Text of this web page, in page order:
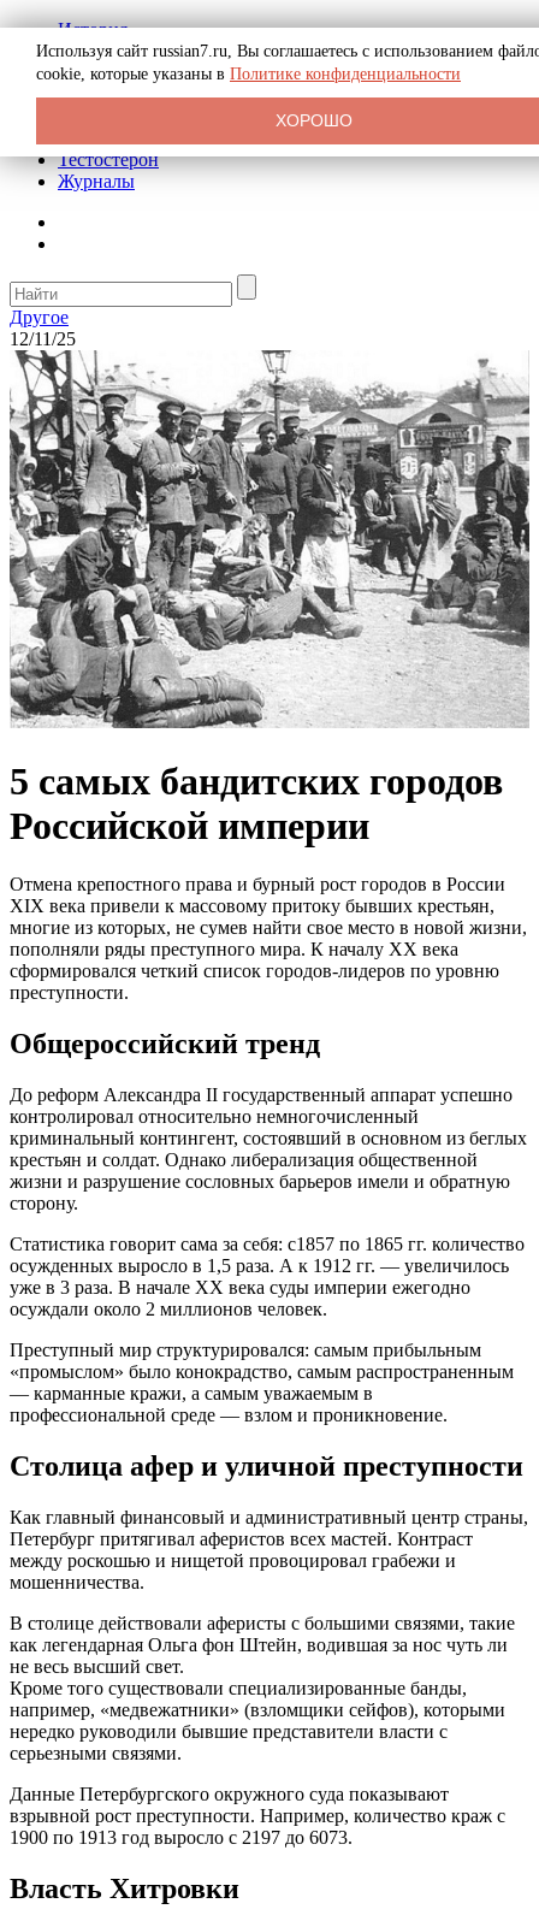
История
Биография
Криминал
Реклама на сайте
Тестостерон
Журналы
Другое
12/11/25
5 самых бандитских городов
Российской империи
Отмена крепостного права и бурный рост городов в России
XIX века привели к массовому притоку бывших крестьян,
многие из которых, не сумев найти свое место в новой жизни,
пополняли ряды преступного мира. К началу XX века
сформировался четкий список городов-лидеров по уровню
преступности.
Общероссийский тренд
До реформ Александра II государственный аппарат успешно
контролировал относительно немногочисленный
криминальный контингент, состоявший в основном из беглых
крестьян и солдат. Однако либерализация общественной
жизни и разрушение сословных барьеров имели и обратную
сторону.
Статистика говорит сама за себя: с1857 по 1865 гг. количество
осужденных выросло в 1,5 раза. А к 1912 гг. — увеличилось
уже в 3 раза. В начале XX века суды империи ежегодно
осуждали около 2 миллионов человек.
Преступный мир структурировался: самым прибыльным
«промыслом» было конокрадство, самым распространенным
— карманные кражи, а самым уважаемым в
профессиональной среде — взлом и проникновение.
Столица афер и уличной преступности
Как главный финансовый и административный центр страны,
Петербург притягивал аферистов всех мастей. Контраст
между роскошью и нищетой провоцировал грабежи и
мошенничества.
В столице действовали аферисты с большими связями, такие
как легендарная Ольга фон Штейн, водившая за нос чуть ли
не весь высший свет.
Кроме того существовали специализированные банды,
например, «медвежатники» (взломщики сейфов), которыми
нередко руководили бывшие представители власти с
серьезными связями.
Данные Петербургского окружного суда показывают
взрывной рост преступности. Например, количество краж с
1900 по 1913 год выросло с 2197 до 6073.
Власть Хитровки
Используя сайт russian7.ru, Вы соглашаетесь с использованием
cookie, которые указаны в Политике конфиденциальности
ХОРОШО